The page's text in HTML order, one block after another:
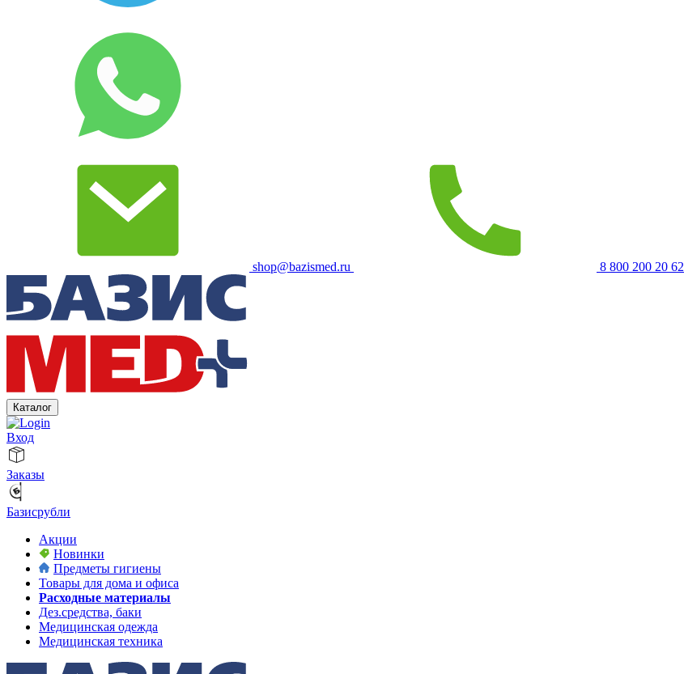
shop@bazismed.ru 8 800 200 20 62
Каталог
Вход
Заказы
Базисрубли
Акции
Новинки
Предметы гигиены
Товары для дома и офиса
Расходные материалы
Дез.средства, баки
Медицинская одежда
Медицинская техника